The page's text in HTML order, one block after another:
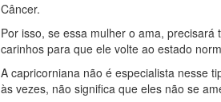
Câncer.
Por isso, se essa mulher o ama,
carinhos para que ele volte ao estado
A capricorniana não é especialista nesse
às vezes, não significa que eles não se